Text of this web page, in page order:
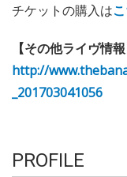
チケットの購入は
【その他ライヴ情報
http://
_201703041056
PROFILE